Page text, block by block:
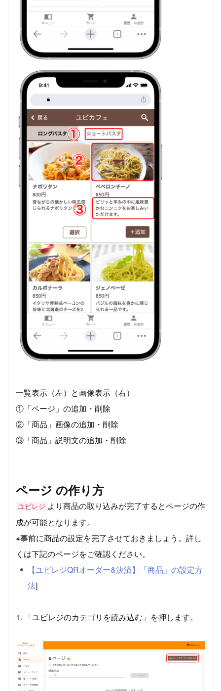
一覧表示（左）と画像表示（右）
①「ページ」の追加・削除
②「商品」画像の追加・削除
③「商品」説明文の追加・削除
ページ の作り方
ユビレジ より商品の取り込みが完了するとページの作
成が可能となります。
※事前に商品の設定を完了させておきましょう。詳し
くは下記のページをご確認ください。
【ユビレジQRオーダー&決済】「商品」の設定方
法]
1. 「ユビレジのカテゴリを読み込む」を押します。